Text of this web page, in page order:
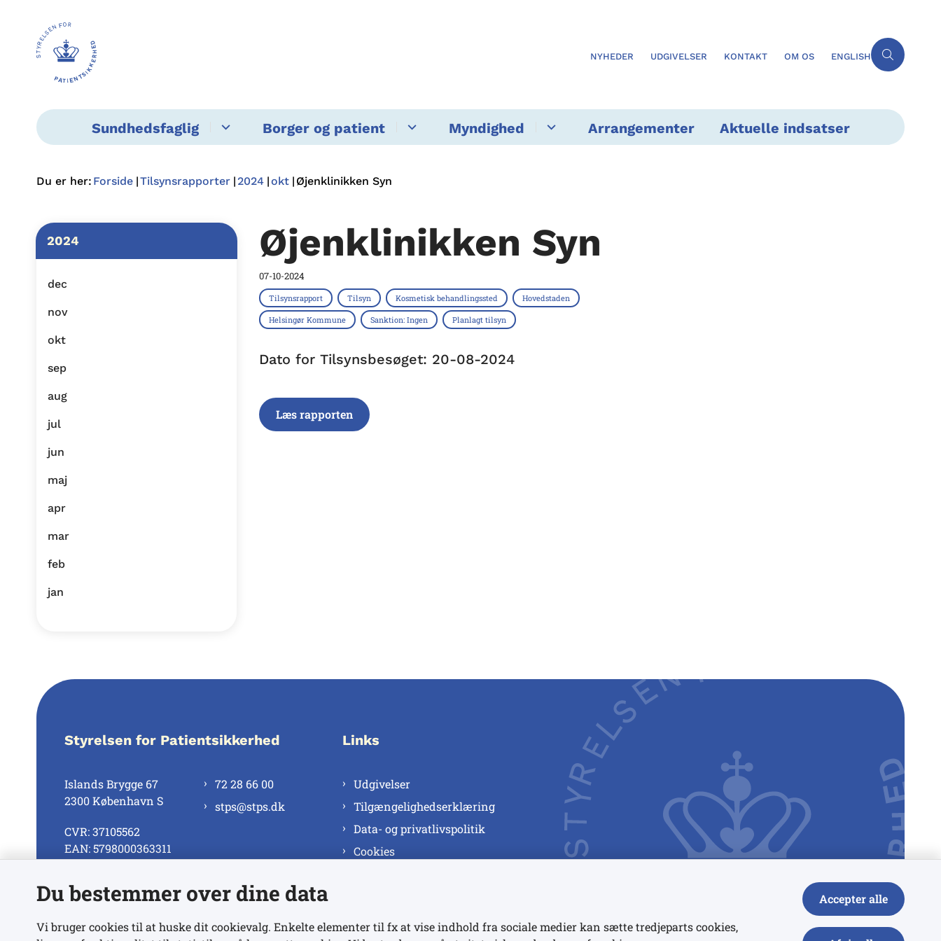
NYHEDER UDGIVELSER KONTAKT OM OS ENGLISH
Sundhedsfaglig Borger og patient Myndighed Arrangementer Aktuelle indsatser
Du er her: Forside Tilsynsrapporter 2024 okt Øjenklinikken Syn
2024
dec
nov
okt
sep
aug
jul
jun
maj
apr
mar
feb
jan
Øjenklinikken Syn
07-10-2024
Tilsynsrapport Tilsyn Kosmetisk behandlingssted Hovedstaden
Helsingør Kommune Sanktion: Ingen Planlagt tilsyn
Dato for Tilsynsbesøget: 20-08-2024
Læs rapporten
Styrelsen for Patientsikkerhed
Islands Brygge 67
2300 København S
CVR: 37105562
EAN: 5798000363311
72 28 66 00
stps@stps.dk
Se alle kontaktnumre
Links
Udgivelser
Tilgængelighedserklæring
Data- og privatlivspolitik
Cookies
Du bestemmer over dine data
Vi bruger cookies til at huske dit cookievalg. Enkelte elementer til fx at vise indhold fra sociale medier kan sætte tredjeparts cookies,
Accepter alle